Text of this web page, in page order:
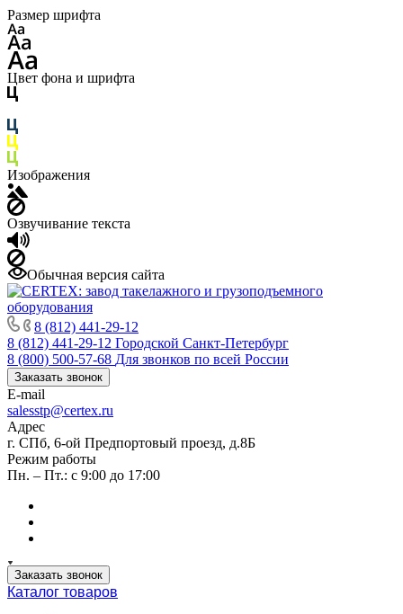
Размер шрифта
Цвет фона и шрифта
Изображения
Озвучивание текста
Обычная версия сайта
8 (812) 441-29-12
8 (812) 441-29-12 Городской Санкт-Петербург
8 (800) 500-57-68 Для звонков по всей России
Заказать звонок
E-mail
salesstp@certex.ru
Адрес
г. СПб, 6-ой Предпортовый проезд, д.8Б
Режим работы
Пн. – Пт.: с 9:00 до 17:00
Заказать звонок
Каталог товаров